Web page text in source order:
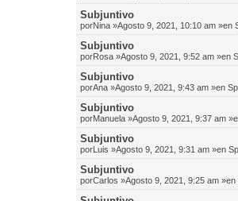
Subjuntivo
porNina »Agosto 9, 2021, 10:10 am »en
Subjuntivo
porRosa »Agosto 9, 2021, 9:52 am »en
Subjuntivo
porAna »Agosto 9, 2021, 9:43 am »en
Subjuntivo
porManuela »Agosto 9, 2021, 9:37 am
Subjuntivo
porLuis »Agosto 9, 2021, 9:31 am »en
Subjuntivo
porCarlos »Agosto 9, 2021, 9:25 am »en